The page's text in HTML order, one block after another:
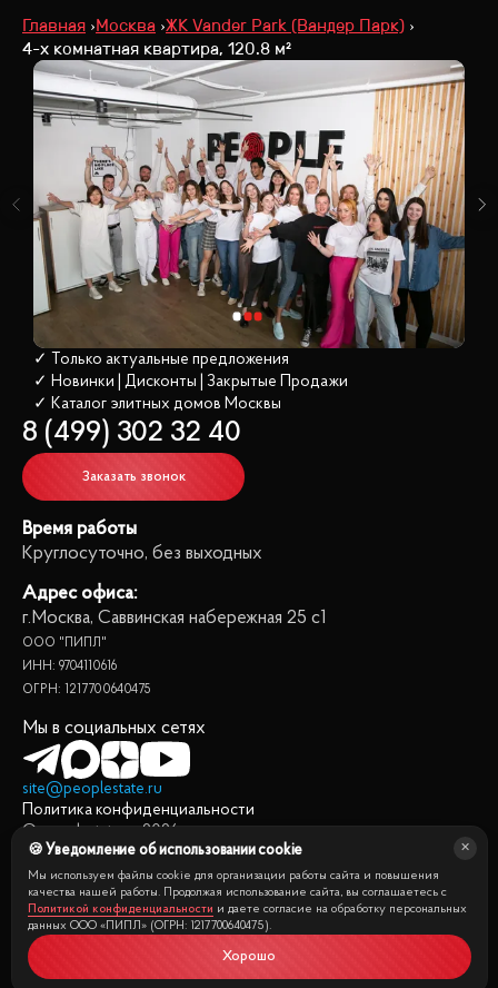
Главная Москва ЖК Vander Park (Вандер Парк)
4-х комнатная квартира, 120.8 м²
✓ Только актуальные предложения
✓ Новинки | Дисконты | Закрытые Продажи
✓ Каталог элитных домов Москвы
8 (499) 302 32 40
Заказать звонок
Время работы
Круглосуточно, без выходных
Адрес офиса:
г.Москва, Саввинская набережная 25 с1
ООО "ПИПЛ"
ИНН: 9704110616
ОГРН: 1217700640475
Мы в социальных сетях
site@peoplestate.ru
Политика конфиденциальности
© peoplestate.ru 2026
Представленная на сайте информация, в т.ч. стоимости
квартир, носит информационный характер и не является
публичной офертой. Условия продажи квартиры могут быть
изменены собственником без уведомления.
🍪 Уведомление об использовании cookie
Мы используем файлы cookie для организации работы сайта и повышения
качества нашей работы. Продолжая использование сайта, вы соглашаетесь с
Политикой конфиденциальности и даете согласие на обработку персональных
данных ООО «ПИПЛ» (ОГРН: 1217700640475).
Хорошо